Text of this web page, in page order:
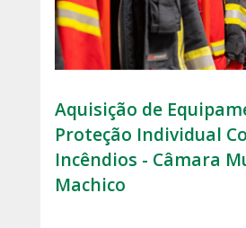
Aquisição de
Proteção Individual
Incêndios - Câmara
Machico